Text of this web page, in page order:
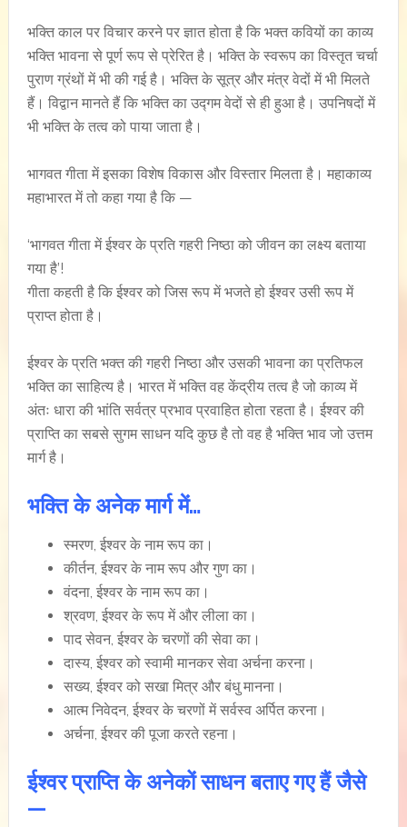
भक्ति काल पर विचार करने पर ज्ञात होता है कि भक्त कवियों का काव्य
भक्ति भावना से पूर्ण रूप से प्रेरित है। भक्ति के स्वरूप का विस्तृत चर्चा
पुराण ग्रंथों में भी की गई है। भक्ति के सूत्र और मंत्र वेदों में भी मिलते
हैं। विद्वान मानते हैं कि भक्ति का उद्गम वेदों से ही हुआ है। उपनिषदों में
भी भक्ति के तत्व को पाया जाता है।
भागवत गीता में इसका विशेष विकास और विस्तार मिलता है। महाकाव्य
महाभारत में तो कहा गया है कि —
‘भागवत गीता में ईश्वर के प्रति गहरी निष्ठा को जीवन का लक्ष्य बताया
गया है’!
गीता कहती है कि ईश्वर को जिस रूप में भजते हो ईश्वर उसी रूप में
प्राप्त होता है।
ईश्वर के प्रति भक्त की गहरी निष्ठा और उसकी भावना का प्रतिफल
भक्ति का साहित्य है। भारत में भक्ति वह केंद्रीय तत्व है जो काव्य में
अंतः धारा की भांति सर्वत्र प्रभाव प्रवाहित होता रहता है। ईश्वर की
प्राप्ति का सबसे सुगम साधन यदि कुछ है तो वह है भक्ति भाव जो उत्तम
मार्ग है।
भक्ति के अनेक मार्ग में…
स्मरण, ईश्वर के नाम रूप का।
कीर्तन, ईश्वर के नाम रूप और गुण का।
वंदना, ईश्वर के नाम रूप का।
श्रवण, ईश्वर के रूप में और लीला का।
पाद सेवन, ईश्वर के चरणों की सेवा का।
दास्य, ईश्वर को स्वामी मानकर सेवा अर्चना करना।
सख्य, ईश्वर को सखा मित्र और बंधु मानना।
आत्म निवेदन, ईश्वर के चरणों में सर्वस्व अर्पित करना।
अर्चना, ईश्वर की पूजा करते रहना।
ईश्वर प्राप्ति के अनेकों साधन बताए गए हैं जैसे
—